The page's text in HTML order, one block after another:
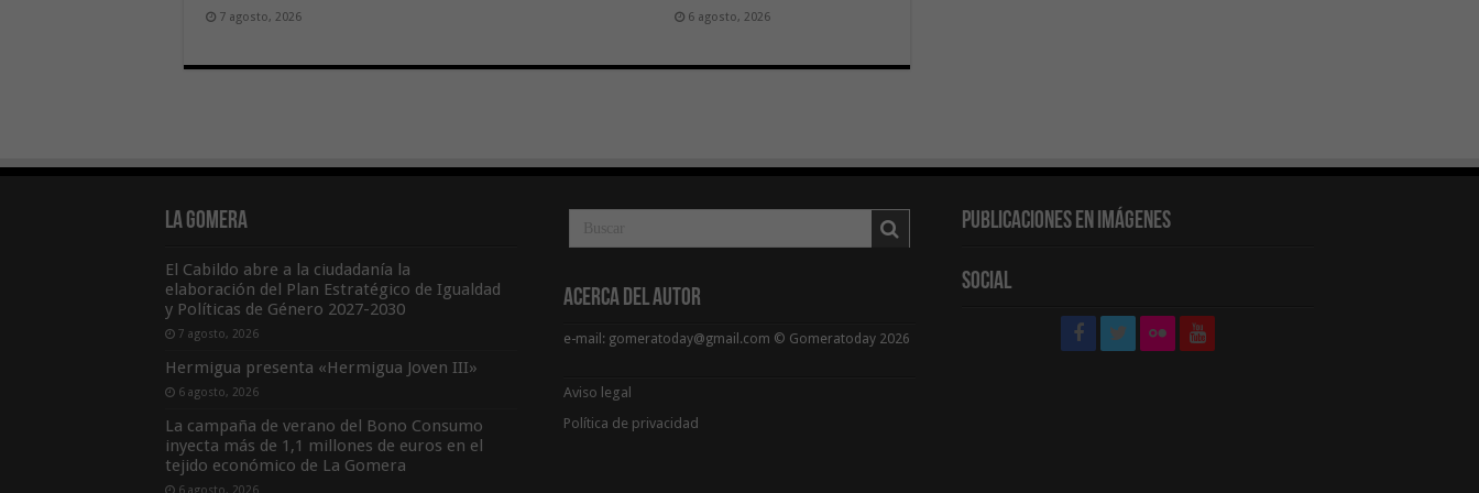
7 agosto, 2026 6 agosto, 2026
La Gomera
El Cabildo abre a la ciudadanía la
elaboración del Plan Estratégico de Igualdad
y Políticas de Género 2027-2030
7 agosto, 2026
Hermigua presenta «Hermigua Joven III»
6 agosto, 2026
La campaña de verano del Bono Consumo
inyecta más de 1,1 millones de euros en el
tejido económico de La Gomera
6 agosto, 2026
Acerca del Autor
e-mail: gomeratoday@gmail.com © Gomeratoday 2026
Aviso legal
Política de privacidad
Publicaciones en Imágenes
Social